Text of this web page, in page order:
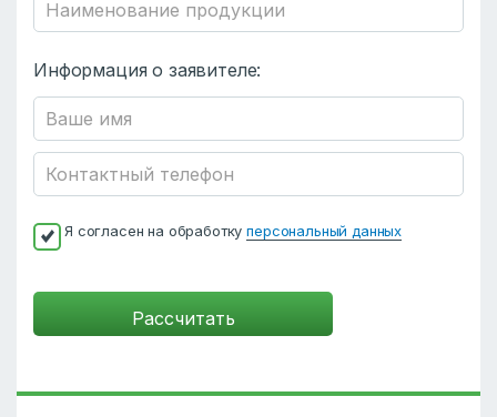
Информация о заявителе:
Я согласен на обработкуперсональный данных